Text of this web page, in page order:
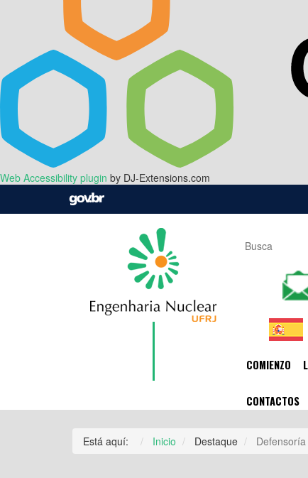
Web Accessibility plugin by DJ-Extensions.com
COMIENZO
CONTACTOS
Está aquí: Inicio Destaque